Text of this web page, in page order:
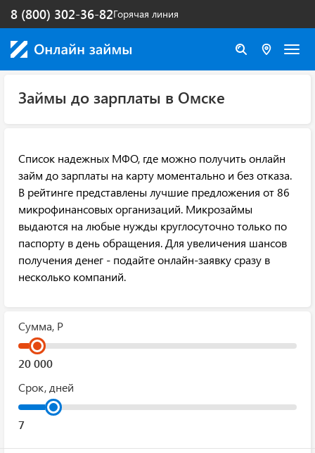
Горячая линия
8 (800) 302-36-82
Займы до зарплаты в Омске
Список надежных МФО, где можно получить онлайн
займ до зарплаты на карту моментально и без отказа.
В рейтинге представлены лучшие предложения от 86
микрофинансовых организаций. Микрозаймы
выдаются на любые нужды круглосуточно только по
паспорту в день обращения. Для увеличения шансов
получения денег - подайте онлайн-заявку сразу в
несколько компаний.
Сумма, Р
Срок, дней